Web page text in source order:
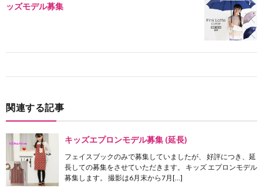
ッズモデル募集
関連する記事
キッズエプロンモデル募集 (延長)
フェイスブックのみで募集していましたが、 好評につき、延
長しての募集をさせていただきます。 キッズ エプロンモデル
募集します。 撮影は6月末から7月[…]